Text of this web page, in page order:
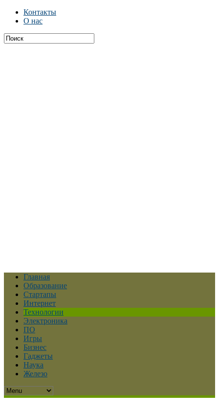
Контакты
О нас
Главная
Образование
Стартапы
Интернет
Технологии
Электроника
ПО
Игры
Бизнес
Гаджеты
Наука
Железо